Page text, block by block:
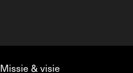
Missie & visie